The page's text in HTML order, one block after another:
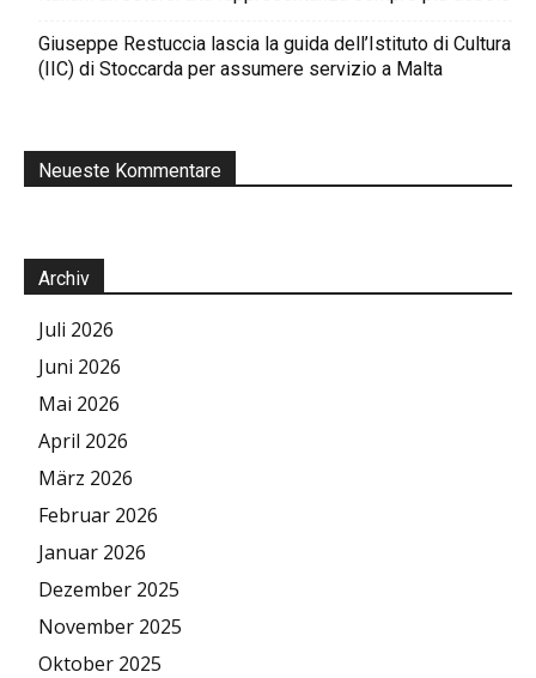
Giuseppe Restuccia lascia la guida dell’Istituto di Cultura
(IIC) di Stoccarda per assumere servizio a Malta
Neueste Kommentare
Archiv
Juli 2026
Juni 2026
Mai 2026
April 2026
März 2026
Februar 2026
Januar 2026
Dezember 2025
November 2025
Oktober 2025